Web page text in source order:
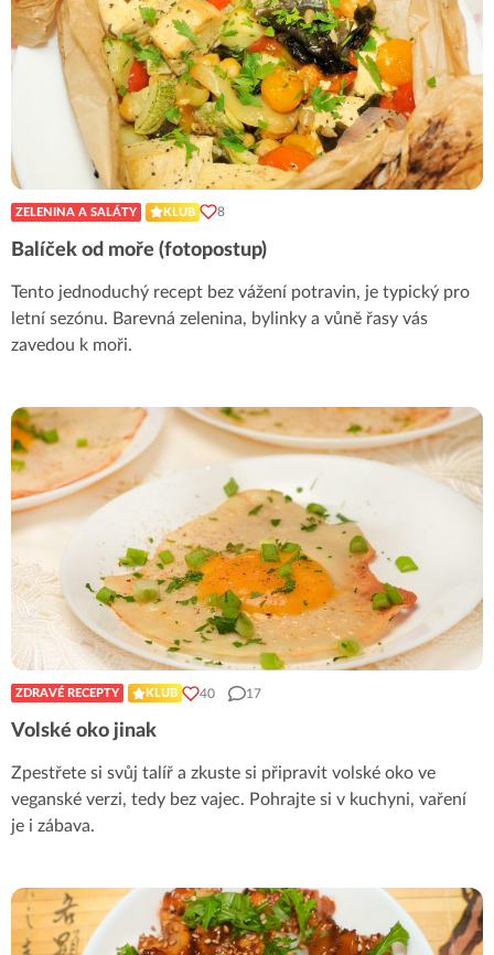
ZELENINA A SALÁTY KLUB 8
Balíček od moře (fotopostup)
Tento jednoduchý recept bez vážení potravin, je typický pro
letní sezónu. Barevná zelenina, bylinky a vůně řasy vás
zavedou k moři.
ZDRAVÉ RECEPTY KLUB 40 17
Volské oko jinak
Zpestřete si svůj talíř a zkuste si připravit volské oko ve
veganské verzi, tedy bez vajec. Pohrajte si v kuchyni, vaření
je i zábava.